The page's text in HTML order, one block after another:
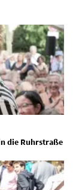
die Ruhrstraße